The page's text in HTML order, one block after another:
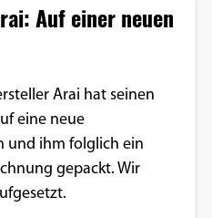
Auf einer neuen
Arai hat seinen
eine neue
und ihm folglich ein
gepackt. Wir